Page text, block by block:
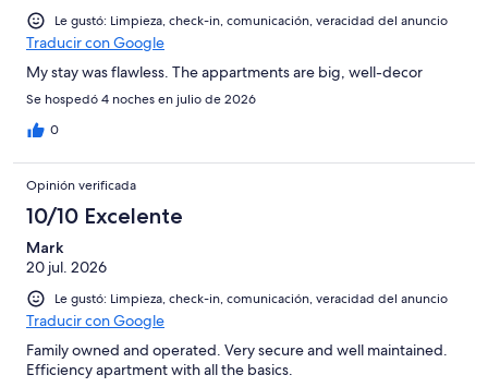
Le gustó: Limpieza, check-in, comunicación, veracidad del anuncio
Traducir con Google
My stay was flawless. The appartments are big, well-decor
Se hospedó 4 noches en julio de 2026
0
Opinión verificada
10/10 Excelente
Mark
20 jul. 2026
Le gustó: Limpieza, check-in, comunicación, veracidad del anuncio
Traducir con Google
Family owned and operated. Very secure and well maintained.
Efficiency apartment with all the basics.